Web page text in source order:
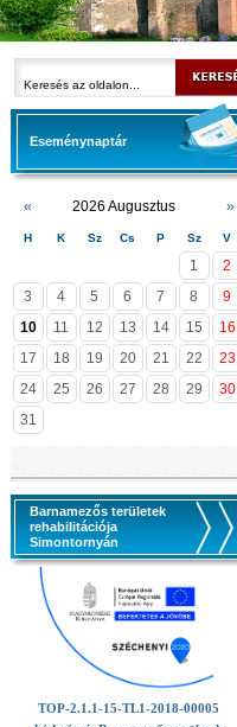
Eseménynaptár
« 2026 Augusztus »
H K Sz Cs P Sz V
1
2
3
4 5 6 7 8
9
10
11 12 13 14 15
16
17
18 19 20 21 22
23
24
25 26 27 28 29
30
31
Barnamezős területek
rehabilitációja
Simontornyán
TOP-2.1.1-15-TL1-2018-00005